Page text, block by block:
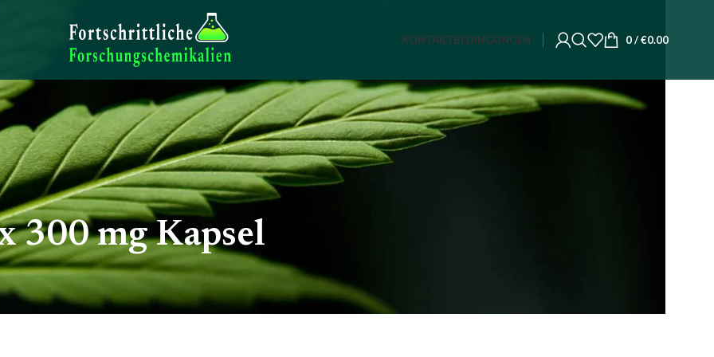
KONTAKTBEDINGUNGEN 0/ €0.00
300 mg Kapsel